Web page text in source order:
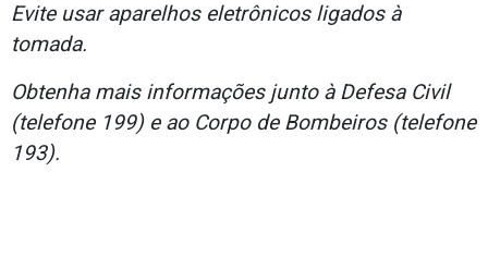
Evite usar aparelhos eletrônicos ligados à
tomada.
Obtenha mais informações junto à Defesa Civil
(telefone 199) e ao Corpo de Bombeiros (telefone
193).